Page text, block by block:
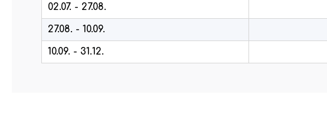
02.07. - 27.08.
27.08. - 10.09.
10.09. - 31.12.